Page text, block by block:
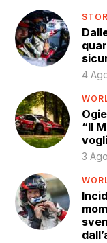
4
“Il
3